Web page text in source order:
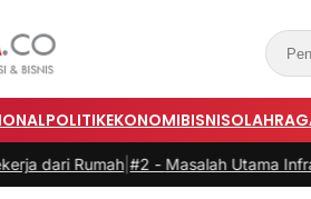
POLITIKEKONOMIBISNIS
|#2 -Masalah Utama Infrastruktur